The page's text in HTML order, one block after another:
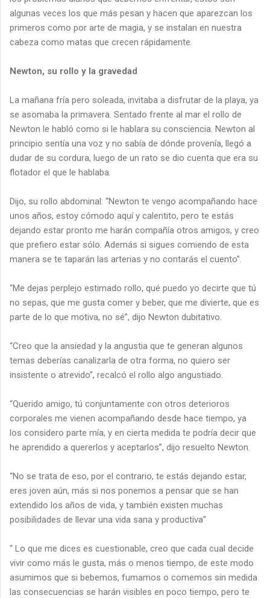
algunas veces los que más pesan y hacen que aparezcan los
primeros como por arte de magia, y se instalan en nuestra
cabeza como matas que crecen rápidamente.
Newton, su rollo y la gravedad
La mañana fría pero soleada, invitaba a disfrutar de la playa, ya
se asomaba la primavera. Sentado frente al mar el rollo de
Newton le habló como si le hablara su consciencia. Newton al
principio sentía una voz y no sabía de dónde provenía, llegó a
dudar de su cordura, luego de un rato se dio cuenta que era su
flotador el que le hablaba.
Dijo, su rollo abdominal: “Newton te vengo acompañando hace
unos años, estoy cómodo aquí y calentito, pero te estás
dejando estar pronto me harán compañía otros amigos, y creo
que prefiero estar sólo. Además si sigues comiendo de esta
manera se te taparán las arterias y no contarás el cuento”.
“Me dejas perplejo estimado rollo, qué puedo yo decirte que tú
no sepas, que me gusta comer y beber, que me divierte, que es
parte de lo que motiva, no sé”, dijo Newton dubitativo.
“Creo que la ansiedad y la angustia que te generan algunos
temas deberías canalizarla de otra forma, no quiero ser
insistente o atrevido”, recalcó el rollo algo angustiado.
“Querido amigo, tú conjuntamente con otros deterioros
corporales me vienen acompañando desde hace tiempo, ya
los considero parte mía, y en cierta medida te podría decir que
he aprendido a quererlos y aceptarlos”, dijo resuelto Newton.
“No se trata de eso, por el contrario, te estás dejando estar,
eres joven aún, más si nos ponemos a pensar que se han
extendido los años de vida, y también existen muchas
posibilidades de llevar una vida sana y productiva”
“ Lo que me dices es cuestionable, creo que cada cual decide
vivir como más le gusta, más o menos tiempo, de este modo
asumimos que si bebemos, fumamos o comemos sin medida
las consecuencias se harán visibles en poco tiempo, pero te